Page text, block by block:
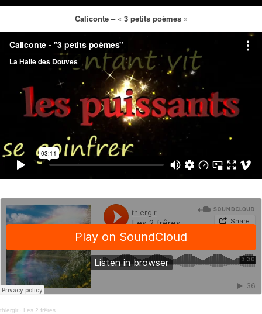
Caliconte – « 3 petits poèmes »
thiergir · Les 2 frêres